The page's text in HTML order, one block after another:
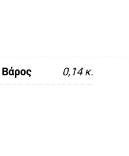
Βάρος 0,14 κ.